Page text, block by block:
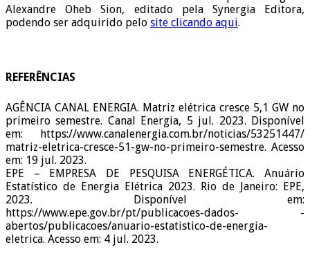
Alexandre Oheb Sion, editado pela Synergia Editora,
podendo ser adquirido pelo site clicando aqui.
REFERÊNCIAS
AGÊNCIA CANAL ENERGIA. Matriz elétrica cresce 5,1 GW no
primeiro semestre. Canal Energia, 5 jul. 2023. Disponível
em: https://www.canalenergia.com.br/noticias/53251447/
matriz-eletrica-cresce-51-gw-no-primeiro-semestre. Acesso
em: 19 jul. 2023.
EPE – EMPRESA DE PESQUISA ENERGÉTICA. Anuário
Estatístico de Energia Elétrica 2023. Rio de Janeiro: EPE,
2023. Disponível em:
https://www.epe.gov.br/pt/publicacoes-dados- -
abertos/publicacoes/anuario-estatistico-de-energia-
eletrica. Acesso em: 4 jul. 2023.